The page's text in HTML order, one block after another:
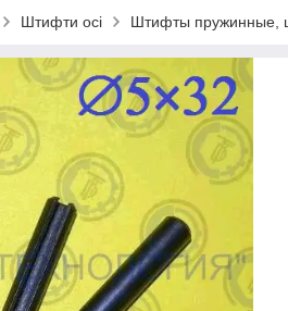
Штифти осі Штифты пружинные,